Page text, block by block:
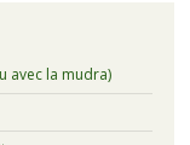
avec la mudra)